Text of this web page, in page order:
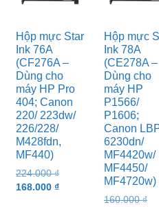
Hộp mực Star
Ink 76A
(CF276A –
Dùng cho
máy HP Pro
404; Canon
220/ 223dw/
226/228/
M428fdn,
MF440)
224.000₫Original
price
168.000 ₫Current
Hộp mực
Ink 78A
(CE278A –
Dùng cho
máy HP
P1566/
P1606;
Canon
6230dn/
MF4420w/
MF4450/
MF4720w)
160.000₫